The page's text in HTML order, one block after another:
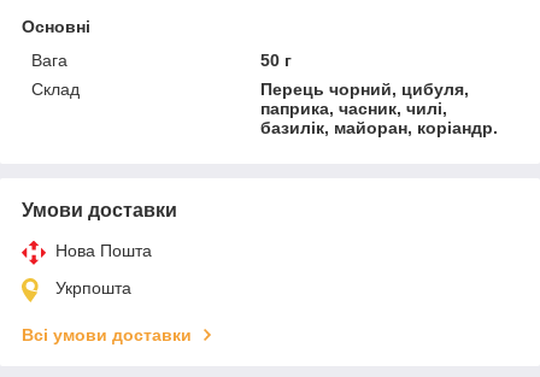
Основні
Вага
50 г
Склад
Перець чорний, цибуля,
паприка, часник, чилі,
базилік, майоран, коріандр.
Умови доставки
Нова Пошта
Укрпошта
Всі умови доставки